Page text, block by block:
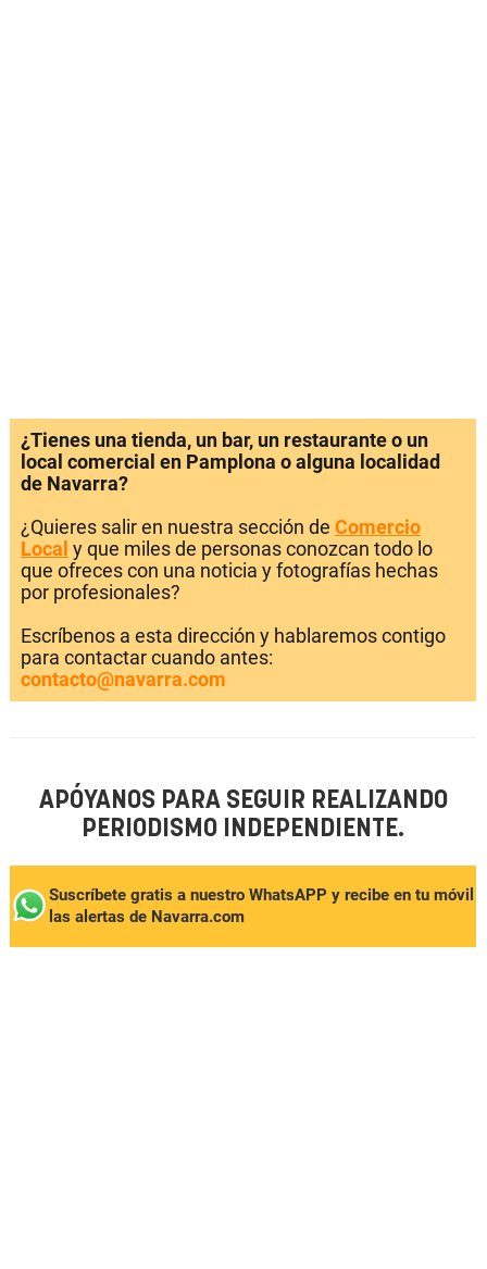
¿Tienes una tienda, un bar, un restaurante o un
local comercial en Pamplona o alguna localidad
de Navarra?
¿Quieres salir en nuestra sección de Comercio
Local y que miles de personas conozcan todo lo
que ofreces con una noticia y fotografías hechas
por profesionales?
Escríbenos a esta dirección y hablaremos contigo
para contactar cuando antes:
contacto@navarra.com
APÓYANOS PARA SEGUIR REALIZANDO
PERIODISMO INDEPENDIENTE.
Suscríbete gratis a nuestro WhatsAPP y recibe en tu móvil
las alertas de Navarra.com